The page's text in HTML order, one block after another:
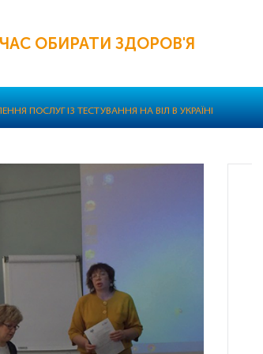
ЧАС ОБИРАТИ ЗДОРОВ'Я
ПОСЛУГ ІЗ ТЕСТУВАННЯ НА ВІЛ В УКРАЇНІ